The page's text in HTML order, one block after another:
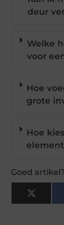
deur
Welke
voor
Hoe
grote
Hoe
Goed
X